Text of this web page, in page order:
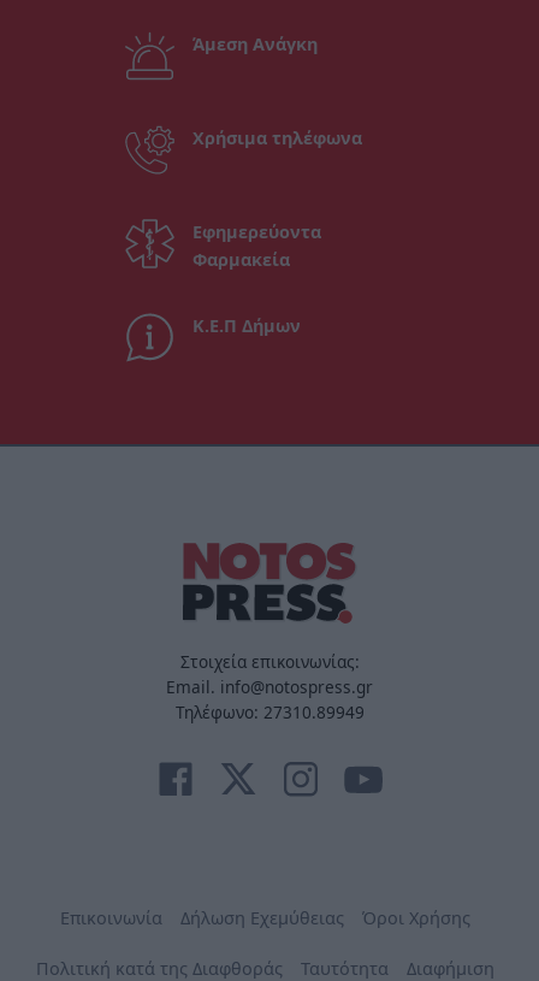
Άμεση Ανάγκη
Χρήσιμα τηλέφωνα
Εφημερεύοντα
Φαρμακεία
Κ.Ε.Π Δήμων
Στοιχεία επικοινωνίας:
Email. info@notospress.gr
Τηλέφωνο: 27310.89949
Επικοινωνία Δήλωση Εχεμύθειας Όροι Χρήσης
Πολιτική κατά της Διαφθοράς Ταυτότητα Διαφήμιση